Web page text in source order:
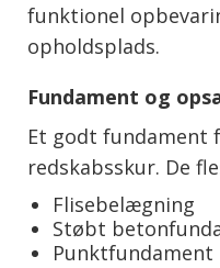
funktionel
opholdsplads.
Fundament og
Et godt fundament
redskabsskur. De
Flisebelægning
Støbt
Punktfundament